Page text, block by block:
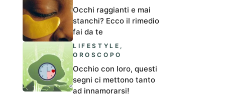
Occhi raggianti e mai
stanchi? Ecco il rimedio
fai da te
LIFESTYLE ,
OROSCOPO
Occhio con loro, questi
segni ci mettono tanto
ad innamorarsi!